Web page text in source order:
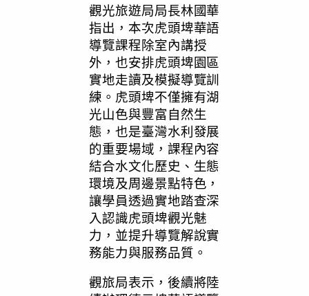
觀光旅遊局局長林國華
指出，本次虎頭埤華語
導覽課程除室內講授
外，也安排虎頭埤園區
實地走讀及模擬導覽訓
練。虎頭埤不僅擁有湖
光山色與豐富自然生
態，也是臺灣水利發展
的重要場域，課程內容
結合水文化歷史、生態
環境及周邊景點特色，
讓學員透過實地踏查深
入認識虎頭埤觀光魅
力，並提升導覽解說實
務能力與服務品質。
觀旅局表示，後續將陸